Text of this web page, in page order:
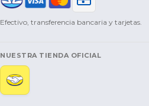
Efectivo, transferencia bancaria y tarjetas.
NUESTRA TIENDA OFICIAL